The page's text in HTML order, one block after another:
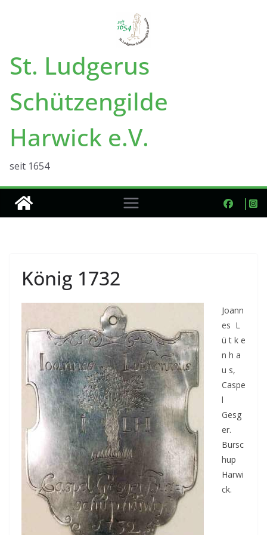
St. Ludgerus
Schützengilde
Harwick e.V.
seit 1654
König 1732
Joann
es L
ü t k e
n h a
u s,
Caspe
l
Gesg
er.
Bursc
hup
Harwi
ck.